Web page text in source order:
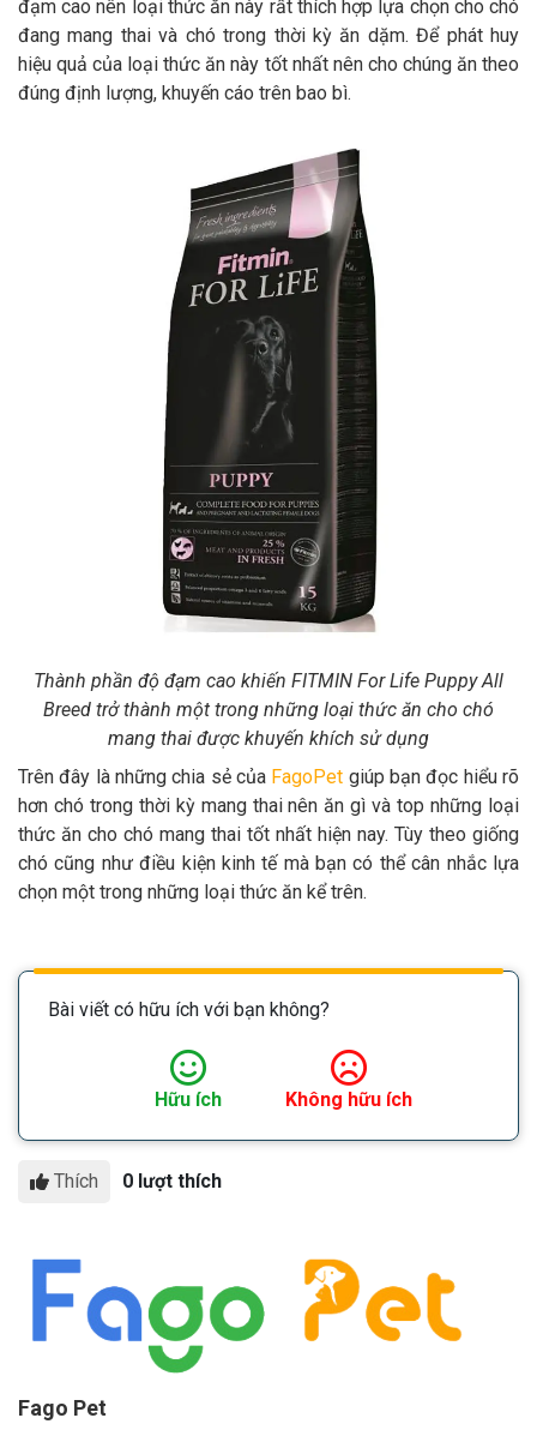
đạm cao nên loại thức ăn này rất thích hợp lựa chọn cho chó
đang mang thai và chó trong thời kỳ ăn dặm. Để phát huy
hiệu quả của loại thức ăn này tốt nhất nên cho chúng ăn theo
đúng định lượng, khuyến cáo trên bao bì.
Thành phần độ đạm cao khiến FITMIN For Life Puppy All
Breed trở thành một trong những loại thức ăn cho chó
mang thai được khuyến khích sử dụng
Trên đây là những chia sẻ của FagoPet giúp bạn đọc hiểu rõ
hơn chó trong thời kỳ mang thai nên ăn gì và top những loại
thức ăn cho chó mang thai tốt nhất hiện nay. Tùy theo giống
chó cũng như điều kiện kinh tế mà bạn có thể cân nhắc lựa
chọn một trong những loại thức ăn kể trên.
Bài viết có hữu ích với bạn không?
Hữu ích Không hữu ích
Thích 0 lượt thích
Fago Pet